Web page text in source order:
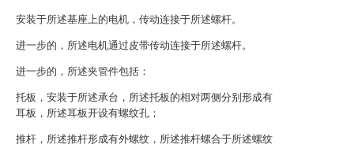
安装于所述基座上的电机，传动连接于所述螺杆。
进一步的，所述电机通过皮带传动连接于所述螺杆。
进一步的，所述夹管件包括：
托板，安装于所述承台，所述托板的相对两侧分别形成有
耳板，所述耳板开设有螺纹孔；
推杆，所述推杆形成有外螺纹，所述推杆螺合于所述螺纹